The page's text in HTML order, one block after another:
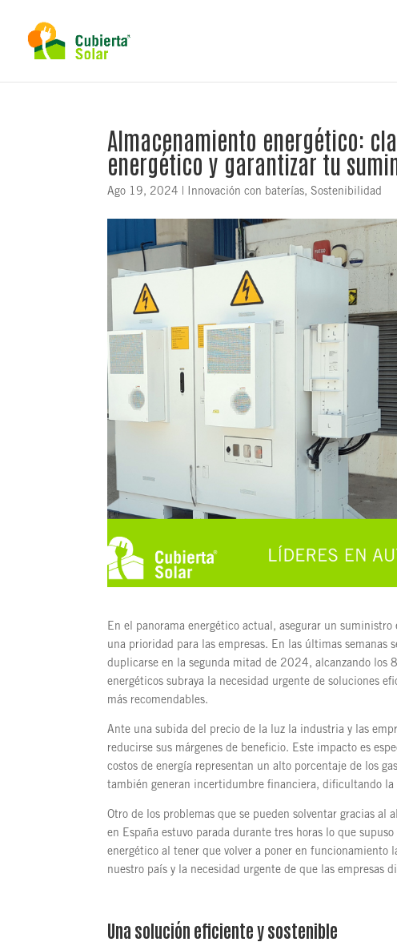
Almacenamiento energético:
energético y garantizar tu
Ago 19, 2024 | Innovación con baterías, Sostenibilidad
En el panorama energético actual, asegurar un
una prioridad para las empresas. En las últimas semanas
duplicarse en la segunda mitad de 2024, alcanzando los
energéticos subraya la necesidad urgente de soluciones
más recomendables.
Ante una subida del precio de la luz la industria y las
reducirse sus márgenes de beneficio. Este impacto es
costos de energía representan un alto porcentaje de los
también generan incertidumbre financiera, dificultando
Otro de los problemas que se pueden solventar gracias al
en España estuvo parada durante tres horas lo que
energético al tener que volver a poner en
nuestro país y la necesidad urgente de que las empresas
Una solución eficiente y sostenible